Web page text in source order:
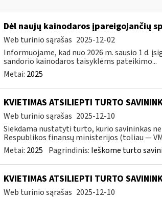
Dėl naujų kainodaros įpareigojančių
Web turinio sąrašas 2025-12-02
Informuojame, kad nuo 2026 m. sausio 1 d.
sandorio kainodaros taisyklėms pateikimo...
Metai: 2025
KVIETIMAS ATSILIEPTI TURTO
Web turinio sąrašas 2025-12-10
Siekdama nustatyti turto, kurio savininkas
Respublikos finansų ministerijos (toliau —
Metai: 2025 Pagrindinis: Ieškome turto
KVIETIMAS ATSILIEPTI TURTO
Web turinio sąrašas 2025-12-10